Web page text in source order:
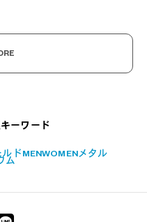
ーワード
ルド MENWOMEN メタル
ム